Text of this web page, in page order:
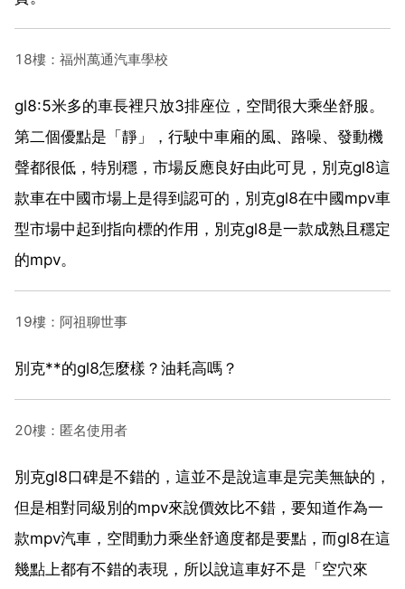
18樓：福州萬通汽車學校
gl8:5米多的車長裡只放3排座位，空間很大乘坐舒服。
第二個優點是「靜」，行駛中車廂的風、路噪、發動機
聲都很低，特別穩，市場反應良好由此可見，別克gl8這
款車在中國市場上是得到認可的，別克gl8在中國mpv車
型市場中起到指向標的作用，別克gl8是一款成熟且穩定
的mpv。
19樓：阿祖聊世事
別克**的gl8怎麼樣？油耗高嗎？
20樓：匿名使用者
別克gl8口碑是不錯的，這並不是說這車是完美無缺的，
但是相對同級別的mpv來說價效比不錯，要知道作為一
款mpv汽車，空間動力乘坐舒適度都是要點，而gl8在這
幾點上都有不錯的表現，所以說這車好不是「空穴來